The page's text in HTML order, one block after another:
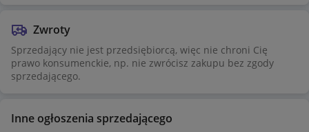
Zwroty
Sprzedający nie jest przedsiębiorcą, więc nie chroni Cię
prawo konsumenckie, np. nie zwrócisz zakupu bez zgody
sprzedającego.
Inne ogłoszenia sprzedającego